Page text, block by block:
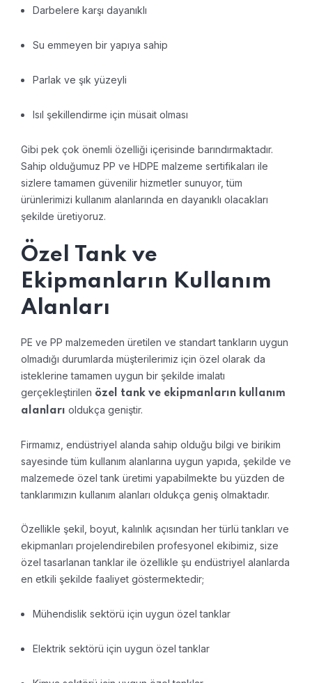
Darbelere karşı dayanıklı
Su emmeyen bir yapıya sahip
Parlak ve şık yüzeyli
Isıl şekillendirme için müsait olması
Gibi pek çok önemli özelliği içerisinde barındırmaktadır.
Sahip olduğumuz PP ve HDPE malzeme sertifikaları ile
sizlere tamamen güvenilir hizmetler sunuyor, tüm
ürünlerimizi kullanım alanlarında en dayanıklı olacakları
şekilde üretiyoruz.
Özel Tank ve
Ekipmanların Kullanım
Alanları
PE ve PP malzemeden üretilen ve standart tankların uygun
olmadığı durumlarda müşterilerimiz için özel olarak da
isteklerine tamamen uygun bir şekilde imalatı
gerçekleştirilen özel tank ve ekipmanların kullanım
alanları oldukça geniştir.
Firmamız, endüstriyel alanda sahip olduğu bilgi ve birikim
sayesinde tüm kullanım alanlarına uygun yapıda, şekilde ve
malzemede özel tank üretimi yapabilmekte bu yüzden de
tanklarımızın kullanım alanları oldukça geniş olmaktadır.
Özellikle şekil, boyut, kalınlık açısından her türlü tankları ve
ekipmanları projelendirebilen profesyonel ekibimiz, size
özel tasarlanan tanklar ile özellikle şu endüstriyel alanlarda
en etkili şekilde faaliyet göstermektedir;
Mühendislik sektörü için uygun özel tanklar
Elektrik sektörü için uygun özel tanklar